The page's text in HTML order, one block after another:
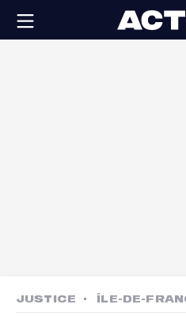
JUSTICE ÎLE-DE-